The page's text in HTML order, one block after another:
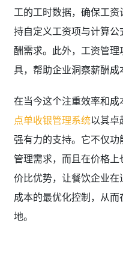
工的工时数据，确保工
持自定义工资项与计算
酬需求。此外，工资管
具，帮助企业洞察薪酬成
在当今这个注重效率和
点单收银管理系统以其卓
强有力的支持。它不仅
管理需求，而且在价格
价比优势，让餐饮企业
成本的最优化控制，从
地。